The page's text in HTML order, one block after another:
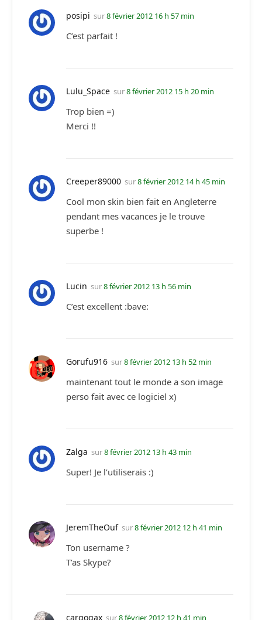
posipi sur8 février 2012 16 h 57 min
C’est parfait !
Lulu_Space sur8 février 2012 15 h 20 min
Trop bien =)
Merci !!
Creeper89000 sur8 février 2012 14 h 45 min
Cool mon skin bien fait en Angleterre
pendant mes vacances je le trouve
superbe !
Lucin sur8 février 2012 13 h 56 min
C’est excellent :bave:
Gorufu916 sur8 février 2012 13 h 52 min
maintenant tout le monde a son image
perso fait avec ce logiciel x)
Zalga sur8 février 2012 13 h 43 min
Super! Je l’utiliserais :)
JeremTheOuf sur8 février 2012 12 h 41 min
Ton username ?
T’as Skype?
cargogax sur8 février 2012 12 h 41 min